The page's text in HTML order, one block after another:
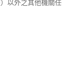
以外之其他機關任